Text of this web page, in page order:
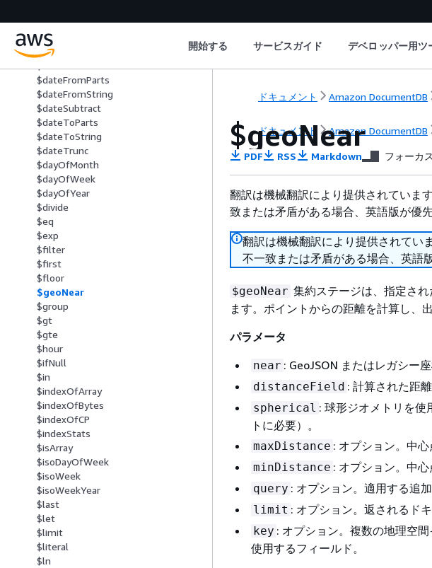
開始する サービスガイド デベロッパー用ツ
$count
$currentOp
$dateAdd
$dateFromParts
$dateFromString
$dateSubtract
$dateToParts
$dateToString
$dateTrunc
$dayOfMonth
$dayOfWeek
$dayOfYear
$divide
$eq
$exp
$filter
$first
$floor
$geoNear
$group
$gt
$gte
$hour
$ifNull
$in
$indexOfArray
$indexOfBytes
$indexOfCP
$indexStats
$isArray
$isoDayOfWeek
$isoWeek
$isoWeekYear
$last
$let
$limit
$literal
$ln
ドキュメント Amazon DocumentDB
ドキュメント Amazon DocumentDB
$geoNear
PDF RSS Markdown フォーカ
翻訳は機械翻訳により提供されていま
致または矛盾がある場合、英語版が優先
翻訳は機械翻訳により提供されてい
不一致または矛盾がある場合、英語
$geoNear 集約ステージは、指定さ
ます。ポイントからの距離を計算し、
パラメータ
near : GeoJSON またはレガシー
distanceField : 計算された距
spherical : 球形ジオメトリを使
トに必要）。
maxDistance : オプション。中心
minDistance : オプション。中心
query : オプション。適用する追
limit : オプション。返されるド
key : オプション。複数の地理空
使用するフィールド。